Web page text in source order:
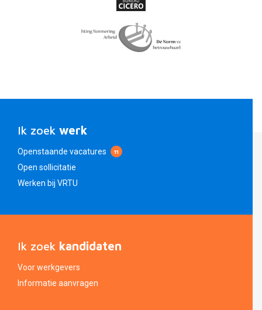
Ik zoek werk
Openstaande vacatures 11
Open sollicitatie
Werken bij VRTU
Ik zoek kandidaten
Voor werkgevers
Informatie aanvragen